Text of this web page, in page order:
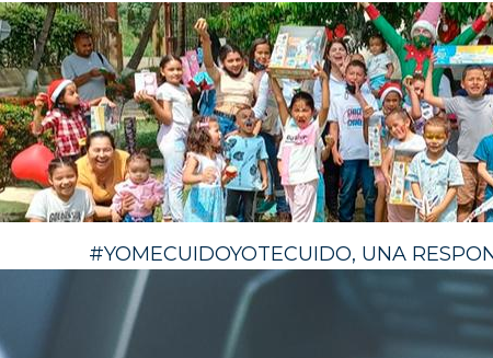
#YOMECUIDOYOTECUIDO, UNA